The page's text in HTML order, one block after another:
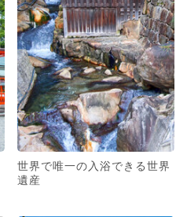
世界で唯一の入浴できる世界
遺産